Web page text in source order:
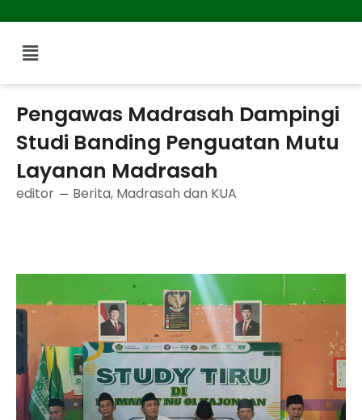
Menu
Pengawas Madrasah Dampingi
Studi Banding Penguatan Mutu
Layanan Madrasah
editor Berita, Madrasah dan KUA